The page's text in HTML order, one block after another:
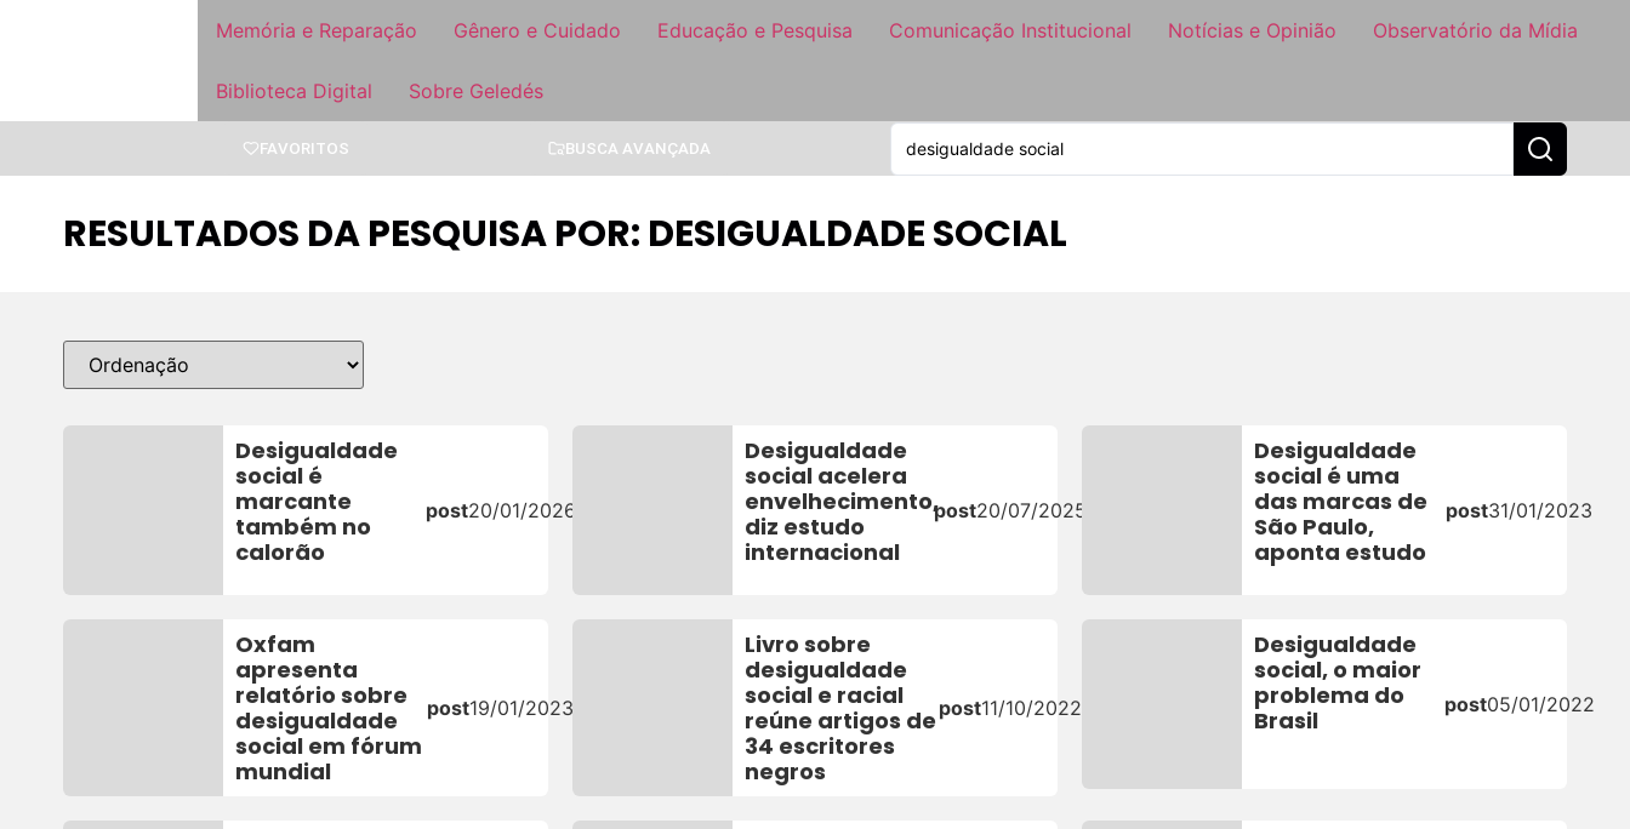
Memória e Reparação Gênero e Cuidado Educação e Pesquisa Comunicação Institucional Notícias e Opinião Observatório da Mídia
Biblioteca Digital Sobre Geledés
FAVORITOS BUSCA AVANÇADA
RESULTADOS DA PESQUISA POR: DESIGUALDADE SOCIAL
Desigualdade
social é
marcante
também no
calorão
post20/01/2026
Desigualdade
social acelera
envelhecimento,
diz estudo
internacional
post20/07/2025
Desigualdade
social é uma
das marcas de
São Paulo,
aponta estudo
post31/01/2023
Oxfam
apresenta
relatório sobre
desigualdade
social em fórum
mundial
post19/01/2023
Livro sobre
desigualdade
social e racial
reúne artigos de
34 escritores
negros
post11/10/2022
Desigualdade
social, o maior
problema do
Brasil
post05/01/2022